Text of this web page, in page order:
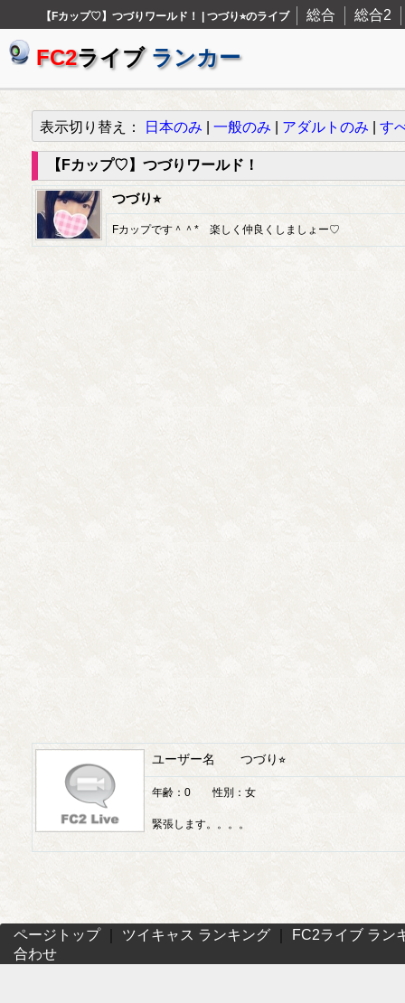
【Fカップ♡】つづりワールド！ | つづり⭐︎のライブ 総合 総合2
FC2ライブ ランカー
表示切り替え： 日本のみ 一般のみ アダルトのみ す
【Fカップ♡】つづりワールド！
つづり⭐︎
Fカップです＾＾* 楽しく仲良くしましょー♡
ユーザー名 つづり⭐︎
年齢：0 性別：女
緊張します。。。。
ページトップ｜ ツイキャス ランキング
FC2ライブ ラン
合わせ